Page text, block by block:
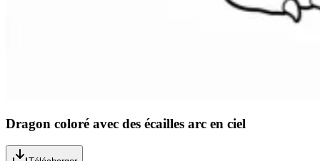
Dragon coloré avec des écailles arc en ciel